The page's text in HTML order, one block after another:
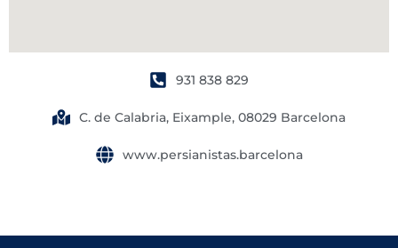
931 838 829
C. de Calabria, Eixample, 08029 Barcelona
www.persianistas.barcelona